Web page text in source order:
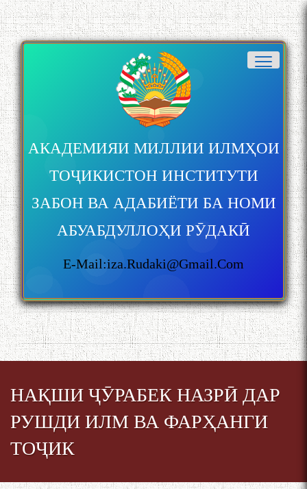
АКАДЕМИЯИ МИЛЛИИ ИЛМҲОИ
ТОҶИКИСТОН ИНСТИТУТИ
ЗАБОН ВА АДАБИЁТИ БА НОМИ
АБУАБДУЛЛОҲИ РӮДАКӢ
E-Mail:iza.rudaki@gmail.com
НАҚШИ ҶӮРАБЕК НАЗРӢ ДАР
РУШДИ ИЛМ ВА ФАРҲАНГИ
ТОҶИК